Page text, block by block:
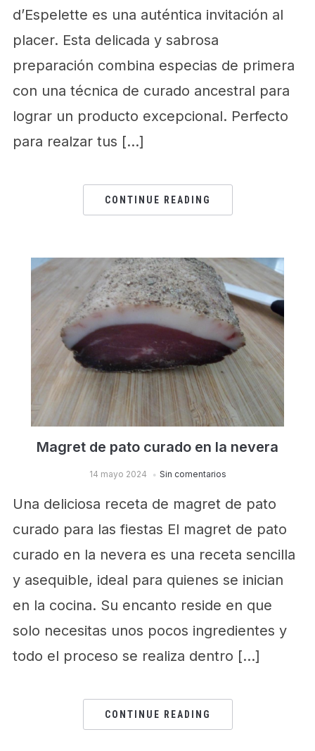
d’Espelette es una auténtica invitación al
placer. Esta delicada y sabrosa
preparación combina especias de primera
con una técnica de curado ancestral para
lograr un producto excepcional. Perfecto
para realzar tus […]
CONTINUE READING
Magret de pato curado en la nevera
14 mayo 2024 Sin comentarios
Una deliciosa receta de magret de pato
curado para las fiestas El magret de pato
curado en la nevera es una receta sencilla
y asequible, ideal para quienes se inician
en la cocina. Su encanto reside en que
solo necesitas unos pocos ingredientes y
todo el proceso se realiza dentro […]
CONTINUE READING